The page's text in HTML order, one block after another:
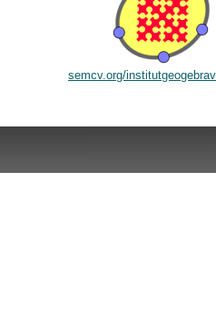
semcv.org/